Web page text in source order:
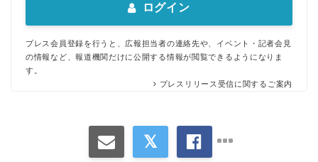
ログイン
プレス会員登録を行うと、広報担当者の連絡先や、イベント・記者会見
の情報など、報道機関だけに公開する情報が閲覧できるようになりま
す。
プレスリリース受信に関するご案内